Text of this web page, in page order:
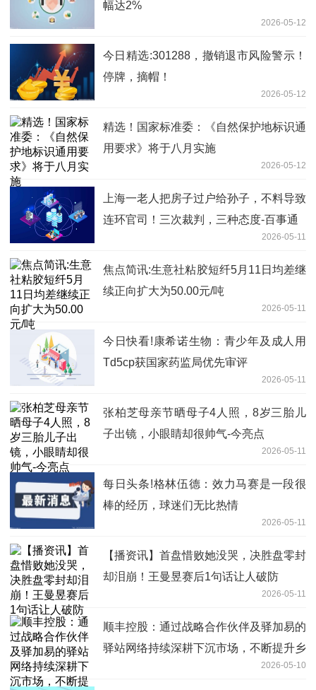
幅达2%
2026-05-12
今日精选:301288，撤销退市风险警示！
停牌，摘帽！
2026-05-12
精选！国家标准委：《自然保护地标识通
用要求》将于八月实施
2026-05-12
上海一老人把房子过户给孙子，不料导致
连环官司！三次裁判，三种态度-百事通
2026-05-11
焦点简讯:生意社粘胶短纤5月11日均差继
续正向扩大为50.00元/吨
2026-05-11
今日快看!康希诺生物：青少年及成人用
Td5cp获国家药监局优先审评
2026-05-11
张柏芝母亲节晒母子4人照，8岁三胎儿
子出镜，小眼睛却很帅气-今亮点
2026-05-11
每日头条!格林伍德：效力马赛是一段很
棒的经历，球迷们无比热情
2026-05-11
【播资讯】首盘惜败她没哭，决胜盘零封
却泪崩！王曼昱赛后1句话让人破防
2026-05-11
顺丰控股：通过战略合作伙伴及驿加易的
驿站网络持续深耕下沉市场，不断提升乡
2026-05-10